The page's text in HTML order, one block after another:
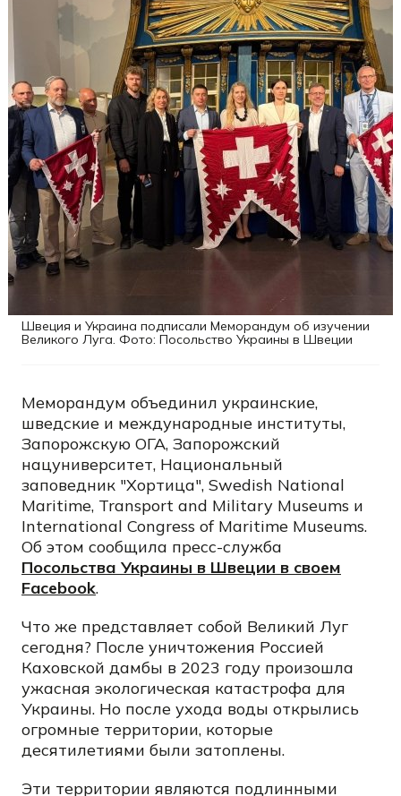
Швеция и Украина подписали Меморандум об изучении
Великого Луга. Фото: Посольство Украины в Швеции
Меморандум объединил украинские,
шведские и международные институты,
Запорожскую ОГА, Запорожский
нацуниверситет, Национальный
заповедник "Хортица", Swedish National
Maritime, Transport and Military Museums и
International Congress of Maritime Museums.
Об этом сообщила пресс-служба
Посольства Украины в Швеции в своем
Facebook.
Что же представляет собой Великий Луг
сегодня? После уничтожения Россией
Каховской дамбы в 2023 году произошла
ужасная экологическая катастрофа для
Украины. Но после ухода воды открылись
огромные территории, которые
десятилетиями были затоплены.
Эти территории являются подлинными